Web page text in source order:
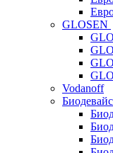
GLOSEN
Vodanoff
Биодевайс